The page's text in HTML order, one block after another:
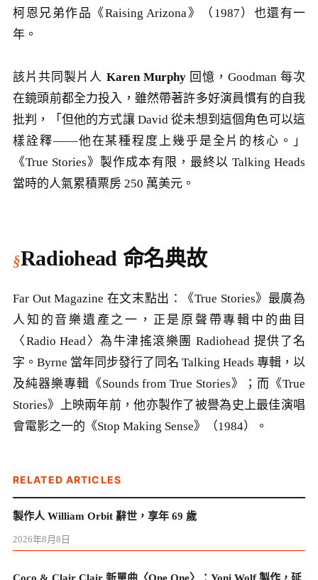
柯恩兄弟作品《Raising Arizona》（1987）也還有一
年。
該片共同製片人 Karen Murphy回憶，Goodman 每次
在鏡頭前都全力投入，雖然帶著許多好演員慣有的自我
批判，「但他的方式讓 David 從未想到這個角色可以這
樣詮釋——他在某種程度上幾乎是全片的核心。」
《True Stories》製作成本有限，最終以 Talking Heads
當時的人氣累積票房 250 萬美元。
Radiohead 命名典故
Far Out Magazine 在文末點出：《True Stories》最廣為
人知的音樂遺產之一，正是原聲帶專輯中的曲目
〈Radio Head〉為牛津搖滾樂團 Radiohead 提供了名
字。Byrne 當年同步發行了同名 Talking Heads 專輯，以
及純器樂專輯《Sounds from True Stories》；而《True
Stories》上映兩年前，他亦製作了被譽為史上最佳演唱
會電影之一的《Stop Making Sense》（1984）。
RELATED ARTICLES
製作人 William Orbit 辭世，享年 69 歲
2026年8月8日
Coco & Clair Clair 新單曲〈One One〉：Yoni Wolf 製作，延